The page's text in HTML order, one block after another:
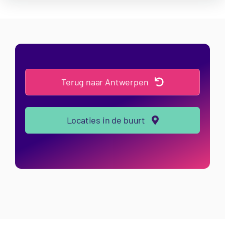
Terug naar Antwerpen
Locaties in de buurt